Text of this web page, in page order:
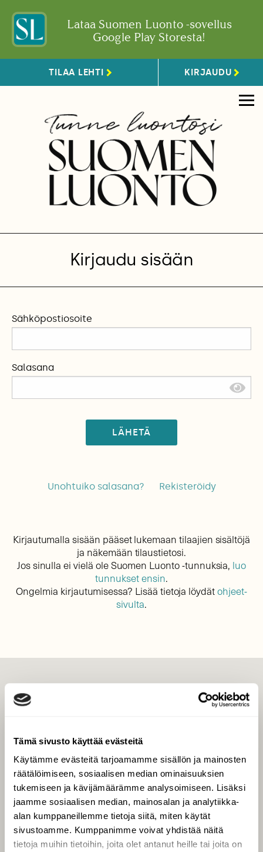
Tämä sivusto käyttää evästeitä
Käytämme evästeitä tarjoamamme sisällön ja mainosten
räätälöimiseen, sosiaalisen median ominaisuuksien
tukemiseen ja kävijämäärämme analysoimiseen. Lisäksi
jaamme sosiaalisen median, mainosalan ja analytiikka-
alan kumppaneillemme tietoja siitä, miten käytät
sivustoamme. Kumppanimme voivat yhdistää näitä
tietoja muihin tietoihin, joita olet antanut heille tai joita on
Lataa Suomen Luonto -sovellus
Google Play Storesta!
TILAA LEHTI KIRJAUDU
Kirjaudu sisään
Sähköpostiosoite
Salasana
LÄHETÄ
Unohtuiko salasana? Rekisteröidy
Kirjautumalla sisään pääset lukemaan tilaajien sisältöjä
ja näkemään tilaustietosi.
Jos sinulla ei vielä ole Suomen Luonto -tunnuksia, luo
tunnukset ensin.
Ongelmia kirjautumisessa? Lisää tietoja löydätohjeet-
sivulta.
Tilaa digilukuoikeus
Äänestä parasta juttua
Tilaa uutiskirje
SUOMEN LUONNON­
SUOJELU­LIITTO